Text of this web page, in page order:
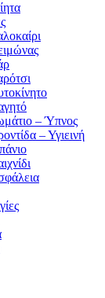
– Ύπνος
– Υγιεινή